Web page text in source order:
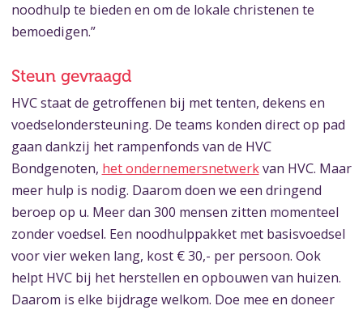
noodhulp te bieden en om de lokale christenen te
bemoedigen.”
Steun gevraagd
HVC staat de getroffenen bij met tenten, dekens en
voedselondersteuning. De teams konden direct op pad
gaan dankzij het rampenfonds van de HVC
Bondgenoten, het ondernemersnetwerkvan HVC. Maar
meer hulp is nodig. Daarom doen we een dringend
beroep op u. Meer dan 300 mensen zitten momenteel
zonder voedsel. Een noodhulppakket met basisvoedsel
voor vier weken lang, kost € 30,- per persoon. Ook
helpt HVC bij het herstellen en opbouwen van huizen.
Daarom is elke bijdrage welkom. Doe mee en doneer